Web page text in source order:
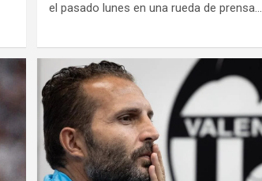
el pasado lunes en una rueda de prensa…